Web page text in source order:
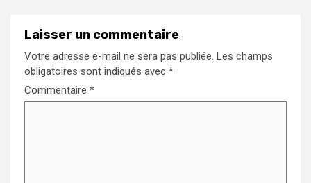
Laisser un commentaire
Votre adresse e-mail ne sera pas publiée. Les champs
obligatoires sont indiqués avec *
Commentaire *